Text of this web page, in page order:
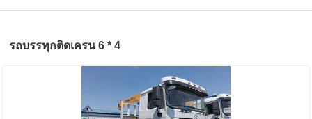
รถบรรทุกติดเครน 6 * 4